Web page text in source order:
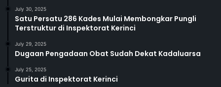
July 30, 2025
Satu Persatu 286 Kades Mulai Membongkar Pungli
Terstruktur di Inspektorat Kerinci
July 29, 2025
Dugaan Pengadaan Obat Sudah Dekat Kadaluarsa
July 25, 2025
Gurita di Inspektorat Kerinci